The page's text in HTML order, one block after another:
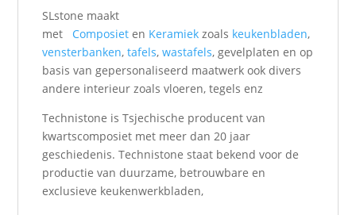
SLstone maakt
met Composiet en Keramiek zoals keukenbladen,
vensterbanken,tafels,wastafels, gevelplaten en op
basis van gepersonaliseerd maatwerk ook divers
andere interieur zoals vloeren, tegels enz
Technistone is Tsjechische producent van
kwartscomposiet met meer dan 20 jaar
geschiedenis. Technistone staat bekend voor de
productie van duurzame, betrouwbare en
exclusieve keukenwerkbladen,